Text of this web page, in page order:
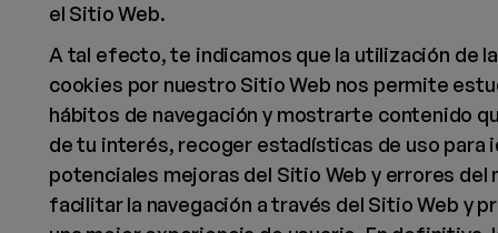
el Sitio Web.
A tal efecto, te indicamos que la utilización de
cookies por nuestro Sitio Web nos permite
hábitos de navegación y mostrarte contenido
de tu interés, recoger estadísticas de uso para
potenciales mejoras del Sitio Web y errores del
facilitar la navegación a través del Sitio Web y